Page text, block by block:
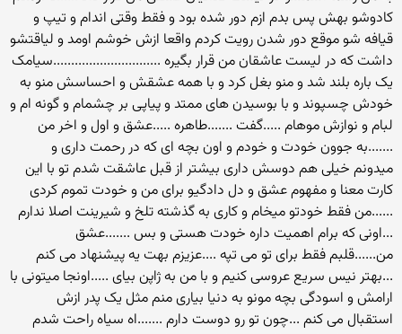
کادوشو بهش پس بدم ازم دور شده بود و فقط وقتی اندام و تیپ و
قیافه شو موقع دور شدن رویت کردم واقعا ازش خوشم اومد و لیاقتشو
داشت که در لیست عاشقان من قرار بگیره ..............................سیامک
یک باره بلند شد و منو بغل کرد و با همه عشقش و احساسش منو به
خودش چسپوند و با بوسیدن های ممتد و پیاپی بر چشمام و گونه ام و
لبام و نوازش موهام .....گفت .......طاهره .....عشق و اول و اخر من
.......به جوون خودت و خودم و اون بچه ای که در رحمت داری و
میدونم خیلی هم دوسش داری بیشتر از قبل عاشقت شدم تو با این
کارت معنا و مفهوم عشق و دل دادگیو برای من و خودت تموم کردی
......من فقط خودتو میخام و کاری به گذشته تلخ و شیرینت اصلا ندارم
...اونی که برام اهمیت داره خودت هستی و بس .......عشق
من......قلبم فقط برای تو می تپه ....عزیزم بهت یه پیشنهاد می کنم
...بهتر نیس سریع عروسی کنیم و با من به ژاپن بیای .....اونجا میتونی با
ارامش و اسودگی بچه مونو به دنیا بیاری منم مثل یک پدر ازش
استقبال می کنم ...چون تو رو دوست دارم .......اه سیاه راحت شدم